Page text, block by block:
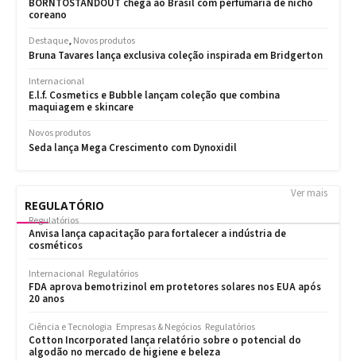
REGULATÓRIO
Ver mais
Regulatórios
Anvisa lança capacitação para fortalecer a indústria de
cosméticos
Internacional Regulatórios
FDA aprova bemotrizinol em protetores solares nos EUA após
20 anos
Ciência e Tecnologia Empresas & Negócios Regulatórios
Cotton Incorporated lança relatório sobre o potencial do
algodão no mercado de higiene e beleza